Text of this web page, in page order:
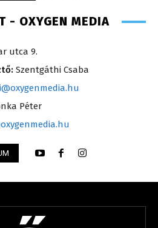
- OXYGEN MEDIA
utca 9.
Szentgáthi Csaba
Péter